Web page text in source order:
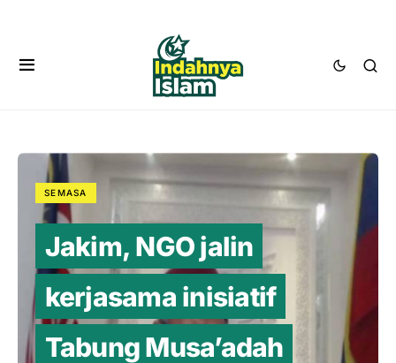
SEMASA
Jakim, NGO jalin
kerjasama inisiatif
Tabung Musa’adah